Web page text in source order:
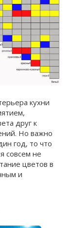
кухни
друг к
Но важно
год, то что
совсем не
цветов в
и